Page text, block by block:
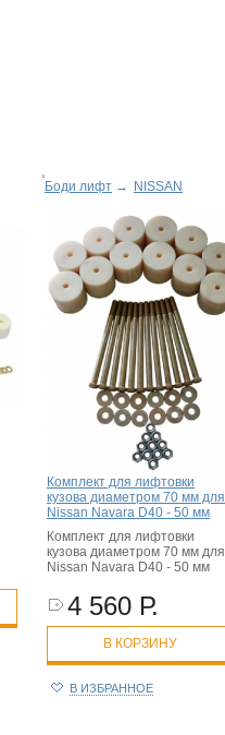
Боди лифт → NISSAN
Комплект для лифтовки
кузова диаметром 70 мм для
Nissan Navara D40 - 50 мм
Комплект для лифтовки
кузова диаметром 70 мм для
Nissan Navara D40 - 50 мм
4 560 Р.
В КОРЗИНУ
В ИЗБРАННОЕ